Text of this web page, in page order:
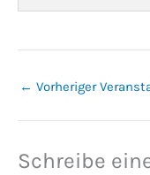
← Vorheriger
Schreibe